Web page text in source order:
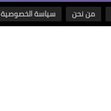
من نحن سياسة الخصوصية